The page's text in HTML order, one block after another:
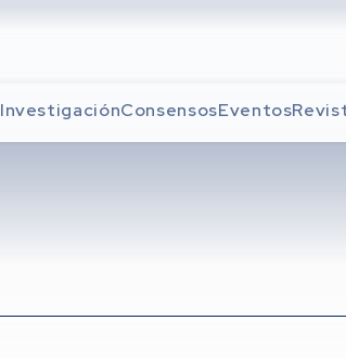
InvestigaciónConsensosEventos